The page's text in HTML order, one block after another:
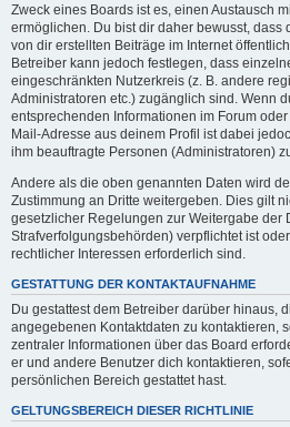
Zweck eines Boards ist es, einen Austausch
ermöglichen. Du bist dir daher bewusst, dass
von dir erstellten Beiträge im Internet
Betreiber kann jedoch festlegen, dass
eingeschränkten Nutzerkreis (z. B. andere
Administratoren etc.) zugänglich sind. Wenn
entsprechenden Informationen im Forum
Mail-Adresse aus deinem Profil ist dabei
ihm beauftragte Personen (Administratoren)
Andere als die oben genannten Daten wird
Zustimmung an Dritte weitergeben. Dies gilt
gesetzlicher Regelungen zur Weitergabe der
Strafverfolgungsbehörden) verpflichtet ist
rechtlicher Interessen erforderlich sind.
GESTATTUNG DER KONTAKTAUFNAHME
Du gestattest dem Betreiber darüber hinaus,
angegebenen Kontaktdaten zu kontaktieren,
zentraler Informationen über das Board
er und andere Benutzer dich kontaktieren,
persönlichen Bereich gestattet hast.
GELTUNGSBEREICH DIESER RICHTLINIE